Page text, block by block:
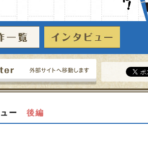
イン
公式Twitter
ュー 後編